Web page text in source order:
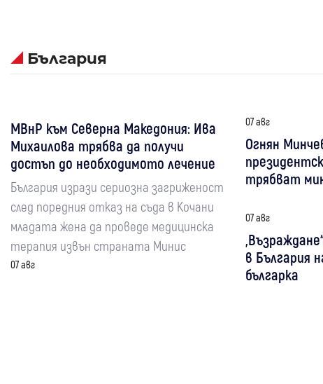
България
МВнР към Северна Македония: Ива
Михаилова трябва да получи
достъп до необходимото лечение
България изрази сериозна загриженост
след поредния отказ на съда в Кочани
младата жена да проведе медицинска
терапия извън страната Минис
07 авг
07 авг
Огнян
трябват
07 авг
в България
българка